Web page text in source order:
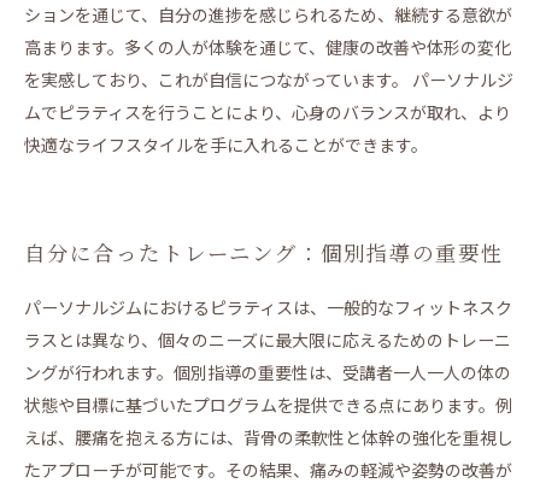
ションを通じて、自分の進捗を感じられるため、継続する意欲が
高まります。多くの人が体験を通じて、健康の改善や体形の変化
を実感しており、これが自信につながっています。 パーソナルジ
ムでピラティスを行うことにより、心身のバランスが取れ、より
快適なライフスタイルを手に入れることができます。
自分に合ったトレーニング：個別指導の重要性
パーソナルジムにおけるピラティスは、一般的なフィットネスク
ラスとは異なり、個々のニーズに最大限に応えるためのトレーニ
ングが行われます。個別指導の重要性は、受講者一人一人の体の
状態や目標に基づいたプログラムを提供できる点にあります。例
えば、腰痛を抱える方には、背骨の柔軟性と体幹の強化を重視し
たアプローチが可能です。その結果、痛みの軽減や姿勢の改善が